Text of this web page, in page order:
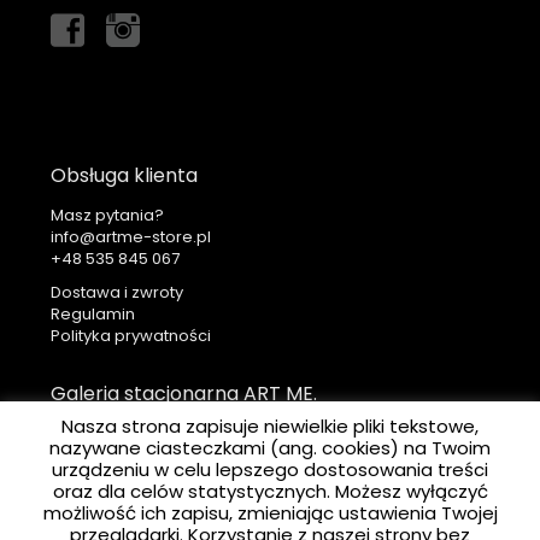
Obsługa klienta
Masz pytania?
info@artme-store.pl
+48
Dostawa i zwroty
Regulamin
Polityka prywatności
Galeria stacjonarna ART ME.
ART ME. Art Gallery
Ul. Krakowska 41
31-066 Kraków
Nasza strona zapisuje niewielkie pliki tekstowe,
nazywane ciasteczkami (ang. cookies) na Twoim
urządzeniu w celu lepszego dostosowania treści
oraz dla celów statystycznych. Możesz wyłączyć
możliwość ich zapisu, zmieniając ustawienia Twojej
przeglądarki. Korzystanie z naszej strony bez